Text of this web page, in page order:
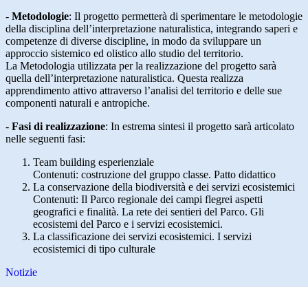
- Metodologie: Il progetto permetterà di sperimentare le metodologie
della disciplina dell’interpretazione naturalistica, integrando saperi e
competenze di diverse discipline, in modo da sviluppare un
approccio sistemico ed olistico allo studio del territorio.
La Metodologia utilizzata per la realizzazione del progetto sarà
quella dell’interpretazione naturalistica. Questa realizza
apprendimento attivo attraverso l’analisi del territorio e delle sue
componenti naturali e antropiche.
- Fasi di realizzazione: In estrema sintesi il progetto sarà articolato
nelle seguenti fasi:
Team building esperienziale
Contenuti: costruzione del gruppo classe. Patto didattico
La conservazione della biodiversità e dei servizi ecosistemici
Contenuti: Il Parco regionale dei campi flegrei aspetti
geografici e finalità. La rete dei sentieri del Parco. Gli
ecosistemi del Parco e i servizi ecosistemici.
La classificazione dei servizi ecosistemici. I servizi
ecosistemici di tipo culturale
Notizie